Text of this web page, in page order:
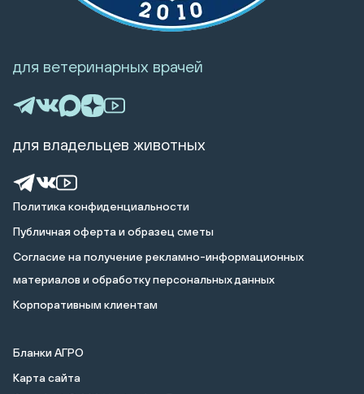
Политика конфиденциальности
Публичная оферта и образец сметы
Cогласие на получение рекламно-информационных
материалов и обработку персональных данных
Корпоративным клиентам
Бланки АГРО
Карта сайта
для ветеринарных врачей
для владельцев животных